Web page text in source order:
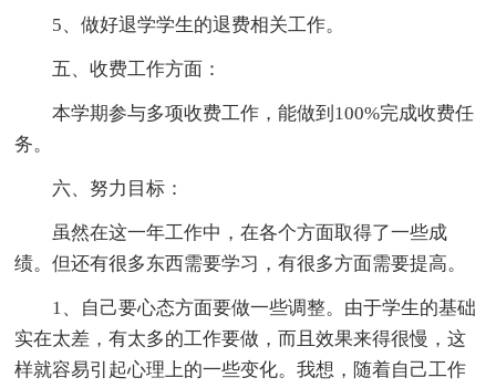
5、做好退学学生的退费相关工作。
五、收费工作方面：
本学期参与多项收费工作，能做到100%完成收费任
务。
六、努力目标：
虽然在这一年工作中，在各个方面取得了一些成
绩。但还有很多东西需要学习，有很多方面需要提高。
1、自己要心态方面要做一些调整。由于学生的基础
实在太差，有太多的工作要做，而且效果来得很慢，这
样就容易引起心理上的一些变化。我想，随着自己工作